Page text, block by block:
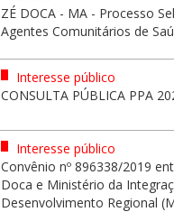
ZÉ DOCA - MA - Processo
Agentes Comunitários de
Interesse público
CONSULTA PÚBLICA PPA
Interesse público
Convênio nº 896338/2019
Doca e Ministério da
Desenvolvimento Regional